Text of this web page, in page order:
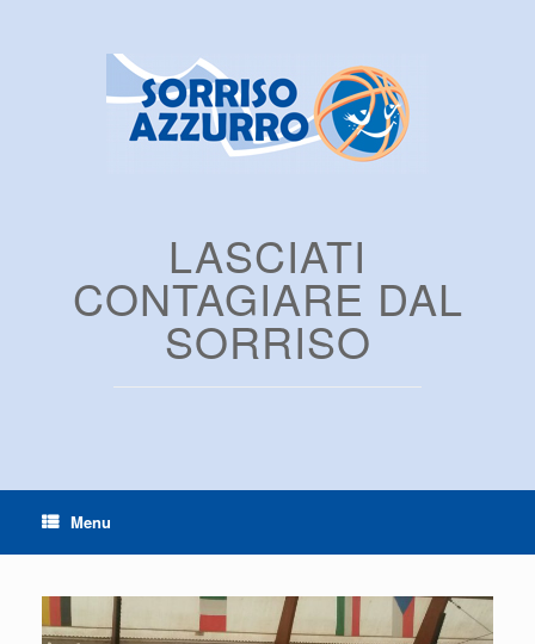
LASCIATI
CONTAGIARE DAL
SORRISO
Menu